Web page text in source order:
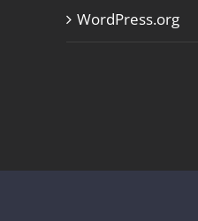
WordPress.org